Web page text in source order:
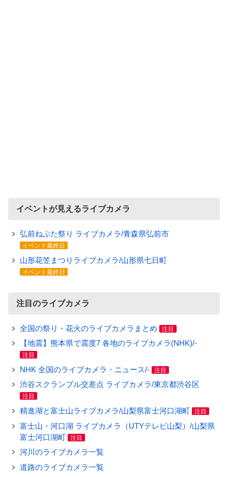
イベントが見えるライブカメラ
弘前ねぷた祭り ライブカメラ/青森県弘前市
イベント最終日
山形花笠まつりライブカメラ/山形県七日町
イベント最終日
注目のライブカメラ
全国の祭り・花火のライブカメラまとめ 注目
【地震】熊本県で震度7 各地のライブカメラ(NHK)/-
注目
NHK 全国のライブカメラ・ニュース/- 注目
渋谷スクランブル交差点 ライブカメラ/東京都渋谷区
注目
精進湖と富士山ライブカメラ/山梨県富士河口湖町 注目
富士山・河口湖 ライブカメラ（UTYテレビ山梨）/山梨県
富士河口湖町
注目
河川のライブカメラ一覧
道路のライブカメラ一覧